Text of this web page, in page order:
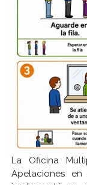
La Oficina
Apelaciones